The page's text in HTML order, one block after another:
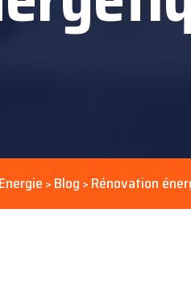
> Blog > Rénovation